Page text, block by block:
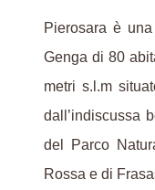
Pierosara è
Genga di 80
metri s.l.m
dall’indiscussa
del Parco
Rossa e di